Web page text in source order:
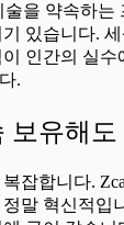
을 약속하는
있습니다.
인간의 실수
.
보유해
잡합니다.
말 혁신적입